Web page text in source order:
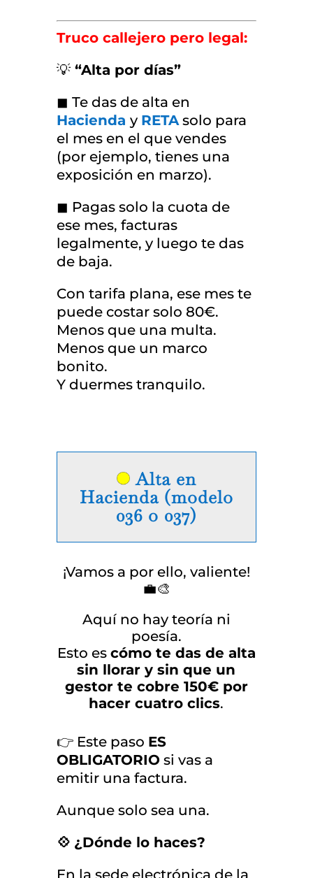
Truco callejero pero legal:
💡“Alta por días”
◼ Te das de alta en
Hacienda y RETAsolo para
el mes en el que vendes
(por ejemplo, tienes una
exposición en marzo).
◼ Pagas solo la cuota de
ese mes, facturas
legalmente, y luego te das
de baja.
Con tarifa plana, ese mes te
puede costar solo 80€.
Menos que una multa.
Menos que un marco
bonito.
Y duermes tranquilo.
Alta en
Hacienda (modelo
036 o 037)
¡Vamos a por ello, valiente!
💼🎨
Aquí no hay teoría ni
poesía.
Esto es cómo te das de alta
sin llorar y sin que un
gestor te cobre 150€ por
hacer cuatro clics.
👉 Este paso ES
OBLIGATORIO si vas a
emitir una factura.
Aunque solo sea una.
💠 ¿Dónde lo haces?